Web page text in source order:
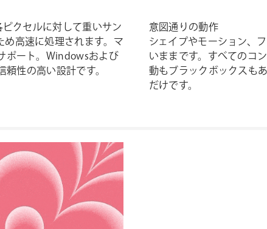
クセルに対して重いサン
高速に処理されます。マ
ポート。Windowsおよび
性の高い設計です。
意図通りの動作
シェイプやモーション、
いままです。すべてのコ
動もブラックボックスも
だけです。